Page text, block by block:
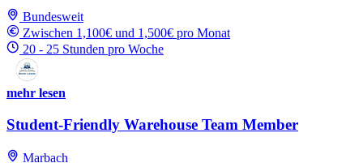
Bundesweit
Zwischen 1,100€ und 1,500€ pro Monat
20 - 25 Stunden pro Woche
mehr lesen
Student-Friendly Warehouse Team Member
Marbach